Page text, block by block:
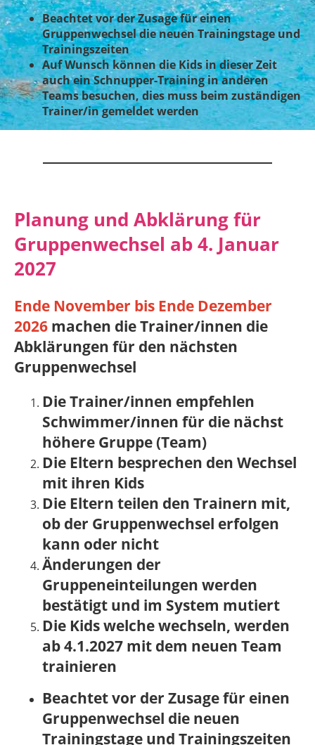
Beachtet vor der Zusage für einen
Gruppenwechsel die neuen Trainingstage und
Trainingszeiten
Auf Wunsch können die Kids in dieser Zeit
auch ein Schnupper-Training in anderen
Teams besuchen, dies muss beim zuständigen
Trainer/in gemeldet werden
Planung und Abklärung für
Gruppenwechsel ab 4. Januar
2027
Ende November bis Ende Dezember
2026 machen die Trainer/innen die
Abklärungen für den nächsten
Gruppenwechsel
Die Trainer/innen empfehlen
Schwimmer/innen für die nächst
höhere Gruppe (Team)
Die Eltern besprechen den Wechsel
mit ihren Kids
Die Eltern teilen den Trainern mit,
ob der Gruppenwechsel erfolgen
kann oder nicht
Änderungen der
Gruppeneinteilungen werden
bestätigt und im System mutiert
Die Kids welche wechseln, werden
ab 4.1.2027 mit dem neuen Team
trainieren
Beachtet vor der Zusage für einen
Gruppenwechsel die neuen
Trainingstage und Trainingszeiten